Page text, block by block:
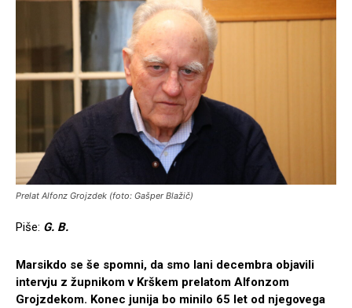
Prelat Alfonz Grojzdek (foto: Gašper Blažič)
Piše: G. B.
Marsikdo se še spomni, da smo lani decembra objavili
intervju z župnikom v Krškem prelatom Alfonzom
Grojzdekom. Konec junija bo minilo 65 let od njegovega